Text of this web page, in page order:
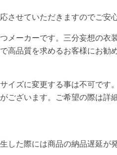
せていただきますのでご安
ーカーです。三分妄想の衣
品質を求めるお客様にお勧め
ズに変更する事は不可です。
ざいます。ご希望の際は詳
した際には商品の納品遅延が